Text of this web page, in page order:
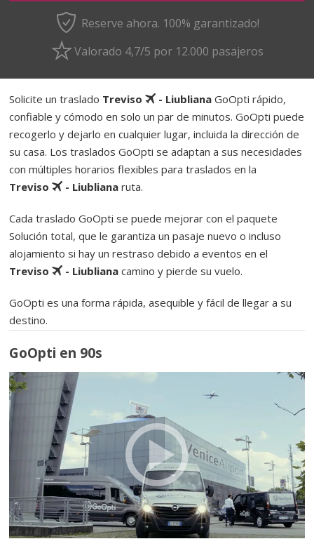
Reserve ahora. 100% garantizado!
Valorado 4,7/5 por 12.000 pasajeros
Solicite un traslado Treviso - Liubliana GoOpti rápido,
confiable y cómodo en solo un par de minutos. GoOpti puede
recogerlo y dejarlo en cualquier lugar, incluida la dirección de
su casa. Los traslados GoOpti se adaptan a sus necesidades
con múltiples horarios flexibles para traslados en la
Treviso
- Liubliana ruta.
Cada traslado GoOpti se puede mejorar con el paquete
Solución total, que le garantiza un pasaje nuevo o incluso
alojamiento si hay un restraso debido a eventos en el
Treviso
- Liubliana camino y pierde su vuelo.
GoOpti es una forma rápida, asequible y fácil de llegar a su
destino.
GoOpti en 90s